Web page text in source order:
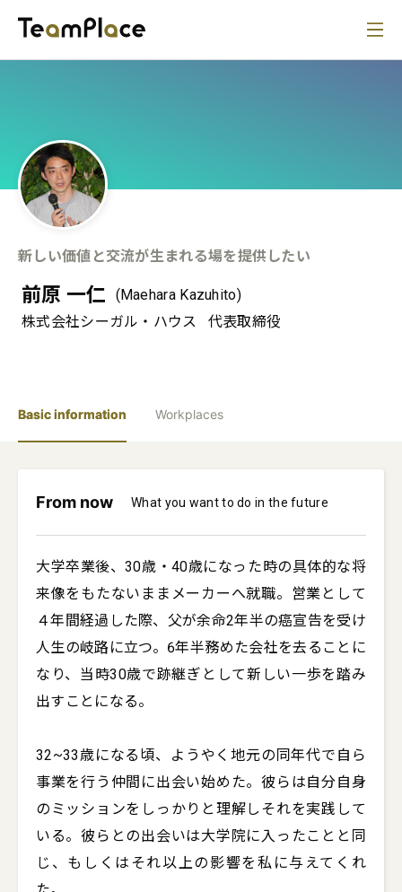
新しい価値と交流が生まれる場を提供したい
前原 一仁
(Maehara Kazuhito)
株式会社シーガル・ハウス
代表取締役
Basic information Workplaces
From now What you want to do in the future
大学卒業後、30歳・40歳になった時の具体的な将
来像をもたないままメーカーへ就職。営業として
４年間経過した際、父が余命2年半の癌宣告を受け
人生の岐路に立つ。6年半務めた会社を去ることに
なり、当時30歳で跡継ぎとして新しい一歩を踏み
出すことになる。
32~33歳になる頃、ようやく地元の同年代で自ら
事業を行う仲間に出会い始めた。彼らは自分自身
のミッションをしっかりと理解しそれを実践して
いる。彼らとの出会いは大学院に入ったことと同
じ、もしくはそれ以上の影響を私に与えてくれ